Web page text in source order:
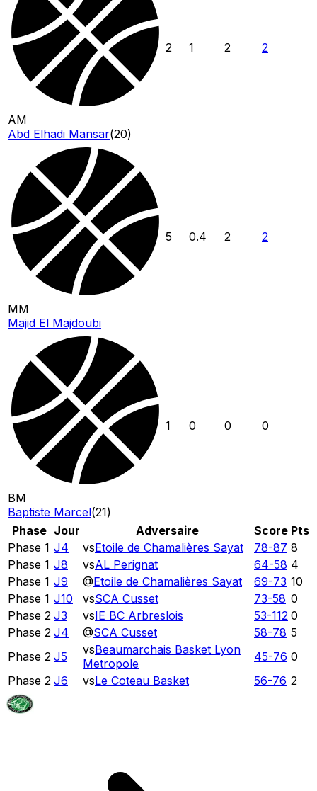
AM
Abd Elhadi Mansar(20)
2 1 2 2
MM
Majid El Majdoubi
5 0.4 2 2
BM
Baptiste Marcel(21)
1 0 0 0
Phase Jour Adversaire Score Pts
Phase 1 J4 vsEtoile de Chamalières Sayat 78-87 8
Phase 1 J8 vsAL Perignat 64-58 4
Phase 1 J9 @Etoile de Chamalières Sayat 69-73 10
Phase 1 J10 vsSCA Cusset 73-58 0
Phase 2 J3 vsIE BC Arbreslois 53-112 0
Phase 2 J4 @SCA Cusset 58-78 5
Phase 2 J5 vsBeaumarchais Basket Lyon
Metropole
45-76 0
Phase 2 J6 vsLe Coteau Basket 56-76 2